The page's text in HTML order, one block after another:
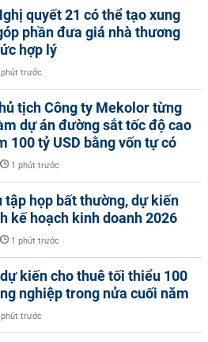
quyết 21 có thể tạo xung
phần đưa giá nhà thương
hợp lý
trước
tịch Công ty Mekolor từng
dự án đường sắt tốc độ cao
100 tỷ USD bằng vốn tự có
1 phút trước
tập họp bất thường, dự kiến
kế hoạch kinh doanh 2026
1 phút trước
kiến cho thuê tối thiểu 100
nghiệp trong nửa cuối năm
trước